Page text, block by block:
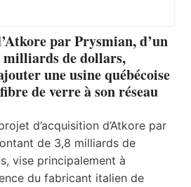
par Prysmian, d’un
milliards de dollars,
une usine québécoise
de verre à son réseau
d’acquisition d’Atkore par
de 3,8 milliards de
vise principalement à
du fabricant italien de